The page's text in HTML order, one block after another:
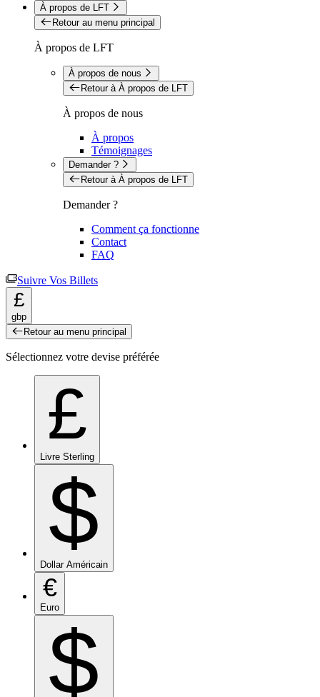
À propos de LFT
Retour au menu principal
À propos de LFT
À propos de nous
Retour à À propos de LFT
À propos de nous
À propos
Témoignages
Demander ?
Retour à À propos de LFT
Demander ?
Comment ça fonctionne
Contact
FAQ
Suivre Vos Billets
£
gbp
Retour au menu principal
Sélectionnez votre devise préférée
£
Livre Sterling
$
Dollar Américain
€
Euro
$